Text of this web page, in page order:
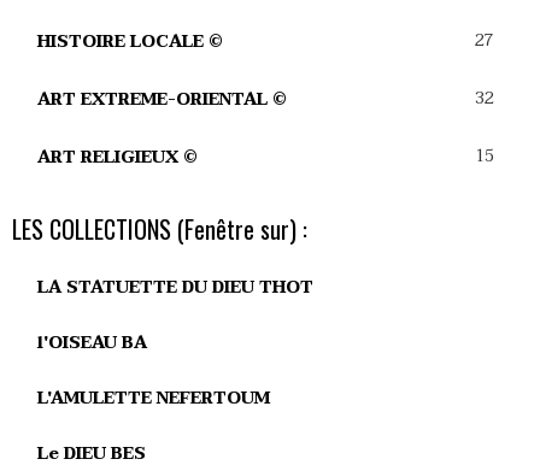
HISTOIRE LOCALE © 27
ART EXTREME-ORIENTAL © 32
ART RELIGIEUX © 15
LES COLLECTIONS (Fenêtre sur) :
LA STATUETTE DU DIEU THOT
l'OISEAU BA
L'AMULETTE NEFERTOUM
Le DIEU BES